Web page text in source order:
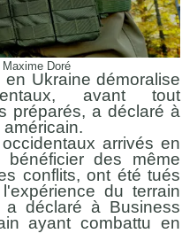
Doré
Ukraine démoralise
avant tout
préparés, a déclaré à
arrivés en
des même
conflits, ont été tués
du terrain
a déclaré à Business
ayant combattu en